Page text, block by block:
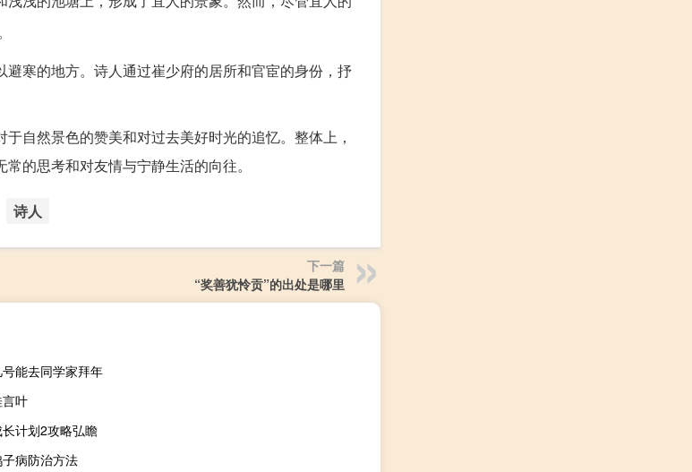
寒的地方。诗人通过崔少府的居所和官宦的身份，抒
自然景色的赞美和对过去美好时光的追忆。整体上，
的思考和对友情与宁静生活的向往。
诗人
下一篇
“奖善犹怜贡”的出处是哪里
能去同学家拜年
叶
计划2攻略弘瞻
病防治方法